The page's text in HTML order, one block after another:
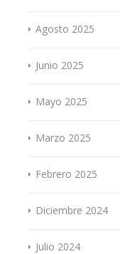
Agosto 2025
Junio 2025
Mayo 2025
Marzo 2025
Febrero 2025
Diciembre 2024
Julio 2024